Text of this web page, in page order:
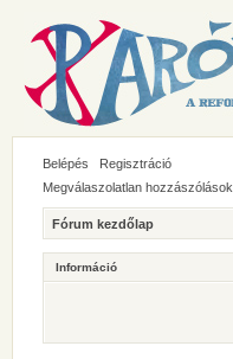
Belépés
Regisztráció
Megválaszolatlan hozzászólások
Fórum kezdőlap
Információ